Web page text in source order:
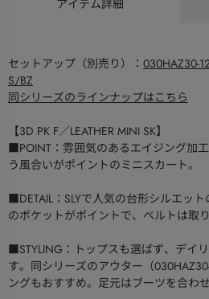
アイテム詳細
セットアップ（別売り）： 030HAZ30-
S/BZ
同シリーズのラインナップはこちら
【3D PK F／LEATHER MINI SK】
■POINT：雰囲気のあるエイジング加
う風合いがポイントのミニスカート。
■DETAIL：SLYで人気の台形シルエッ
のポケットがポイントで、ベルトは取
■STYLING：トップスも選ばず、デイ
す。同シリーズのアウター（
ングもおすすめ。足元はブーツを合わ